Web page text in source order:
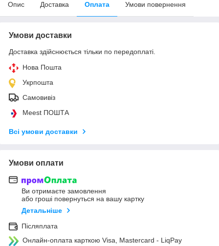
Опис Доставка Оплата Умови повернення
Умови доставки
Доставка здійснюється тільки по передоплаті.
Нова Пошта
Укрпошта
Самовивіз
Meest ПОШТА
Всі умови доставки
Умови оплати
Ви отримаєте замовлення
або гроші повернуться на вашу картку
Детальніше
Післяплата
Онлайн-оплата карткою Visa, Mastercard - LiqPay